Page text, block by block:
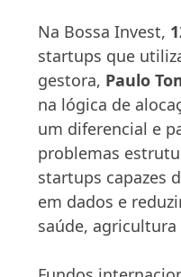
Na Bossa Invest,
startups que
gestora, Paulo
na lógica de
um diferencial e
problemas
startups capazes
em dados e
saúde,